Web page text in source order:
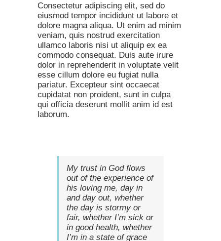
Consectetur adipiscing elit, sed do
eiusmod tempor incididunt ut labore et
dolore magna aliqua. Ut enim ad minim
veniam, quis nostrud exercitation
ullamco laboris nisi ut aliquip ex ea
commodo consequat. Duis aute irure
dolor in reprehenderit in voluptate velit
esse cillum dolore eu fugiat nulla
pariatur. Excepteur sint occaecat
cupidatat non proident, sunt in culpa
qui officia deserunt mollit anim id est
laborum.
My trust in God flows
out of the experience of
his loving me, day in
and day out, whether
the day is stormy or
fair, whether I’m sick or
in good health, whether
I’m in a state of grace